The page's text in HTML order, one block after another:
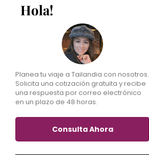
Hola!
Planea tu viaje a Tailandia con nosotros.
Solicita una cotización gratuita y recibe
una respuesta por correo electrónico
en un plazo de 48 horas.
Consulta Ahora